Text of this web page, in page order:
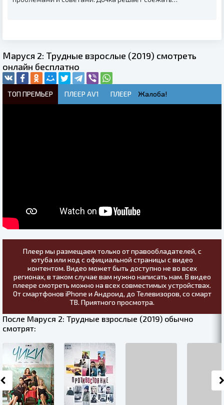
Маруся 2: Трудные взрослые (2019) смотреть
онлайн бесплатно
ТОП ПРЕМЬЕР ПЛЕЕР AV1 ПЛЕЕР Жалоба!
Плеер мы размещаем только от правообладателей, с
ютуба или код с официальной страницы с видео
контентом. Видео может быть доступно не во всех
регионах, в таком случае вам нужно написать нам. В видео
плеере смотреть можно на всех совместимых устройствах.
От смартфонов iPhone и Андроид, до Телевизоров, со смарт
ТВ. Приятного просмотра.
После Маруся 2: Трудные взрослые (2019) обычно
смотрят: